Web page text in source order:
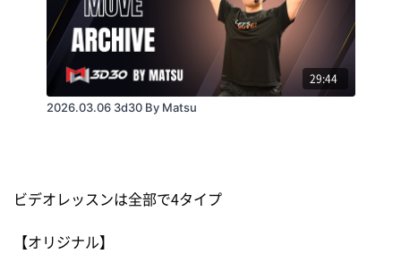
29:44
2026.03.06 3d30 By Matsu
ビデオレッスンは全部で4タイプ
【オリジナル】